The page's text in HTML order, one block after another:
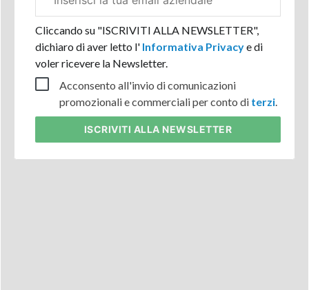
aziendale
Cliccando su "ISCRIVITI ALLA NEWSLETTER",
dichiaro di aver letto l'Informativa Privacye di
voler ricevere la Newsletter.
Acconsento all'invio di comunicazioni
promozionali e commerciali per conto di terzi.
ISCRIVITI ALLA NEWSLETTER